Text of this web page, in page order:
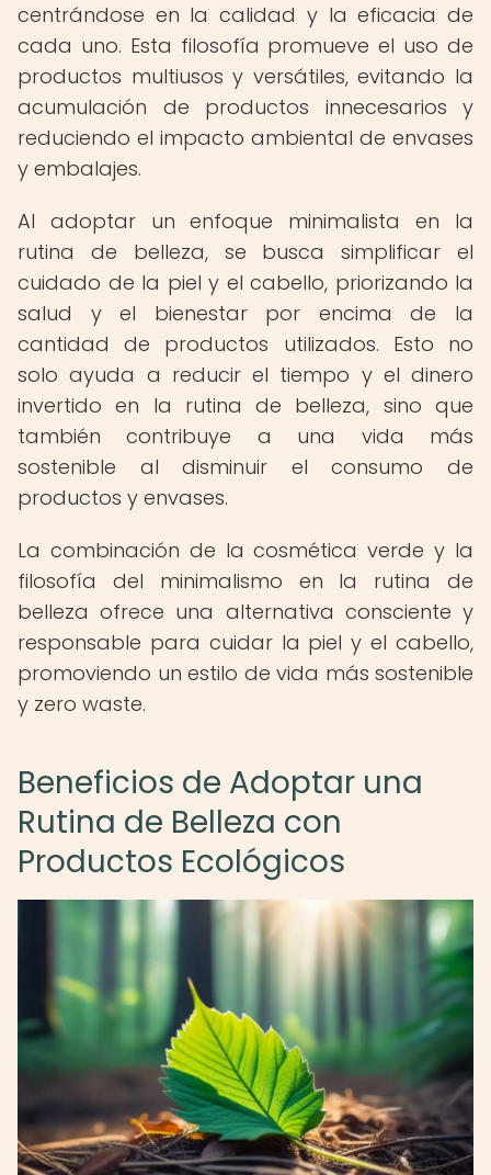
centrándose en la calidad y la eficacia de
cada uno. Esta filosofía promueve el uso de
productos multiusos y versátiles, evitando la
acumulación de productos innecesarios y
reduciendo el impacto ambiental de envases
y embalajes.
Al adoptar un enfoque minimalista en la
rutina de belleza, se busca simplificar el
cuidado de la piel y el cabello, priorizando la
salud y el bienestar por encima de la
cantidad de productos utilizados. Esto no
solo ayuda a reducir el tiempo y el dinero
invertido en la rutina de belleza, sino que
también contribuye a una vida más
sostenible al disminuir el consumo de
productos y envases.
La combinación de la cosmética verde y la
filosofía del minimalismo en la rutina de
belleza ofrece una alternativa consciente y
responsable para cuidar la piel y el cabello,
promoviendo un estilo de vida más sostenible
y zero waste.
Beneficios de Adoptar una
Rutina de Belleza con
Productos Ecológicos